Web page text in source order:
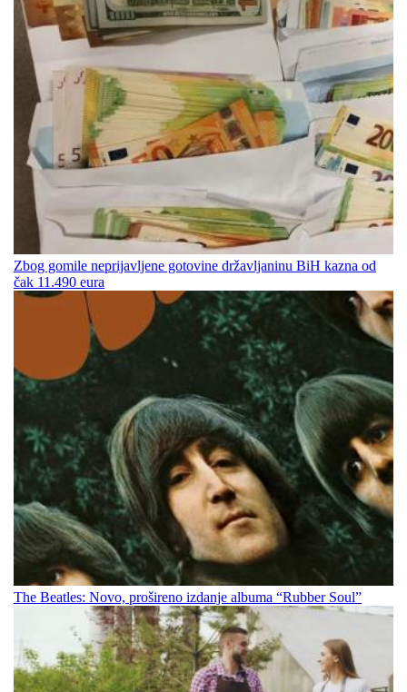
Zbog gomile neprijavljene gotovine državljaninu BiH kazna od
čak 11.490 eura
The Beatles: Novo, prošireno izdanje albuma “Rubber Soul”